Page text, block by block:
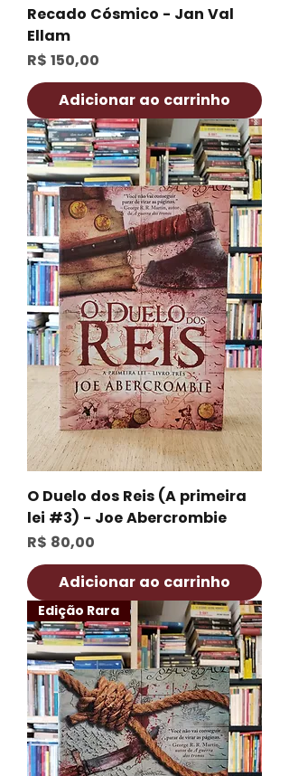
Recado Cósmico - Jan Val
Ellam
Preço
R$ 150,00
Adicionar ao carrinho
O Duelo dos Reis (A primeira
lei #3) - Joe Abercrombie
Preço
R$ 80,00
Adicionar ao carrinho
Edição Rara